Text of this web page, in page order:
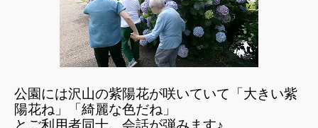
公園には沢山の紫陽花が咲いていて「大きい紫
陽花ね」「綺麗な色だね」